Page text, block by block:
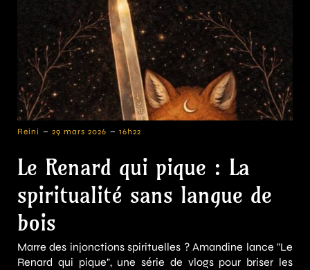
Reini - 29 mars 2026 - 16h22
Le Renard qui pique : La
spiritualité sans langue de
bois
Marre des injonctions spirituelles ? Amandine lance "Le
Renard qui pique", une série de vlogs pour briser les